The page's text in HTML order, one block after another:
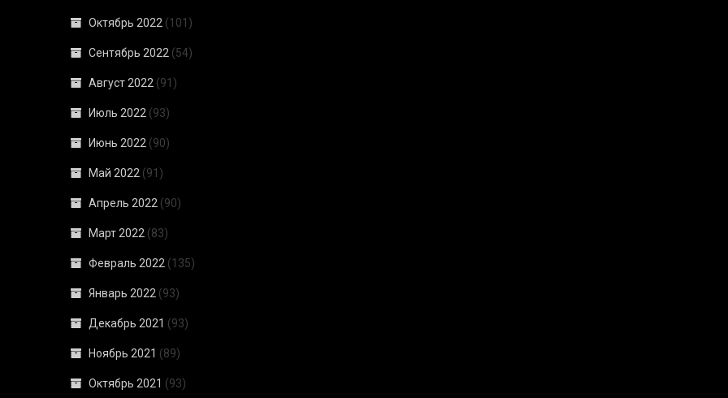
Октябрь 2022 (101)
Сентябрь 2022 (54)
Август 2022 (91)
Июль 2022 (93)
Июнь 2022 (90)
Май 2022 (91)
Апрель 2022 (90)
Март 2022 (83)
Февраль 2022 (135)
Январь 2022 (93)
Декабрь 2021 (93)
Ноябрь 2021 (89)
Октябрь 2021 (93)